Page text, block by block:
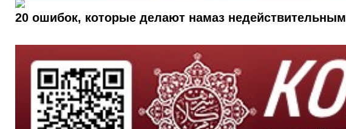
20 ошибок, которые делают намаз недействительным